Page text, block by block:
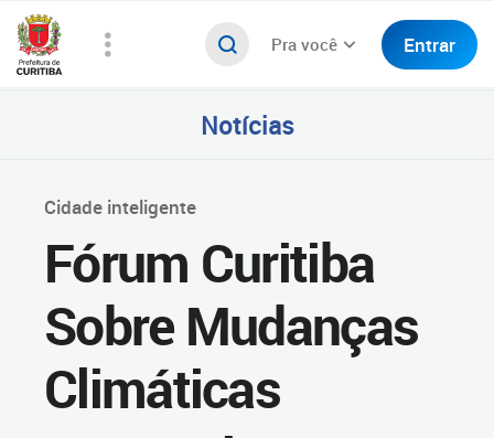
Pra você Entrar
Notícias
Cidade inteligente
Fórum Curitiba
Sobre Mudanças
Climáticas